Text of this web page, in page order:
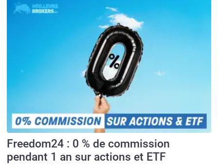
Freedom24 : 0 % de commission
pendant 1 an sur actions et ETF